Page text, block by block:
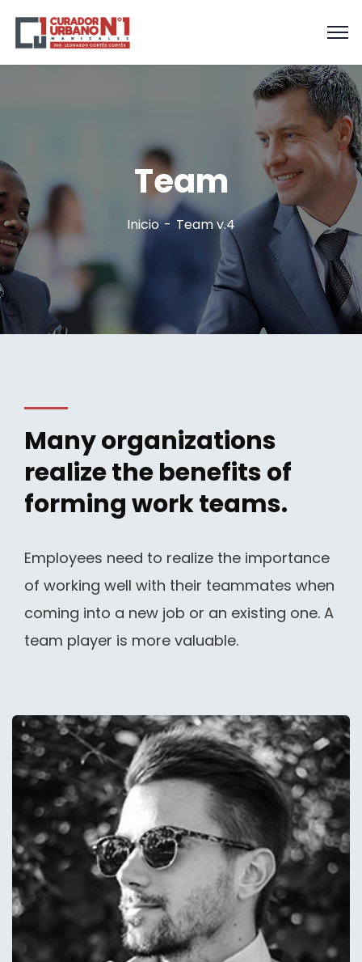
Team
Inicio Team v.4
Many organizations
realize the benefits of
forming work teams.
Employees need to realize the importance
of working well with their teammates when
coming into a new job or an existing one. A
team player is more valuable.